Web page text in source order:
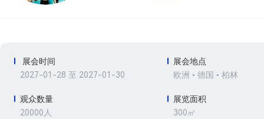
展会时间
2027-01-28 至 2027-01-30
展会地点
欧洲 • 德国 • 柏林
观众数量
20000人
展览面积
300㎡